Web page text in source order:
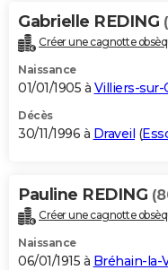
Gabrielle REDING
Créer une cagnotte
Naissance
01/01/1905 à Villiers-sur-
Décès
30/11/1996 à Draveil (
Pauline REDING
Créer une cagnotte
Naissance
06/01/1915 à Bréhain-la-